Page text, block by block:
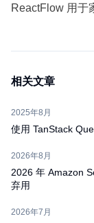
ReactFlow 用于
相关文章
2025年8月
使用 TanStack
2026年8月
2026 年 Amazon
弃用
2026年7月